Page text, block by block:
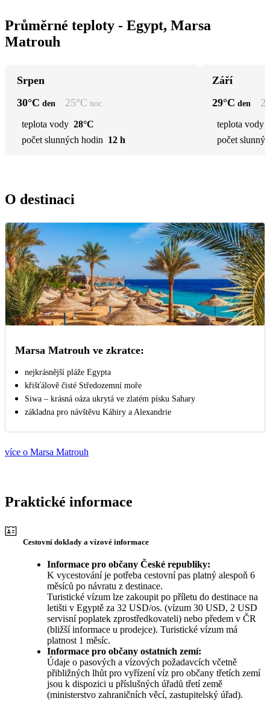
Průměrné teploty - Egypt, Marsa
Matrouh
Srpen
30°C den 25°C noc
teplota vody 28°C
počet slunných hodin 12 h
Září
29°C den
teplota vody
počet
O destinaci
Marsa Matrouh ve zkratce:
nejkrásnější pláže Egypta
křišťálově čisté Středozemní moře
Siwa – krásná oáza ukrytá ve zlatém písku Sahary
základna pro návštěvu Káhiry a Alexandrie
více o Marsa Matrouh
Praktické informace
Cestovní doklady a vízové informace
Informace pro občany České republiky:
K vycestování je potřeba cestovní pas platný alespoň 6
měsíců po návratu z destinace.
Turistické vízum lze zakoupit po příletu do destinace na
letišti v Egyptě za 32 USD/os. (vízum 30 USD, 2 USD
servisní poplatek zprostředkovateli) nebo předem v ČR
(bližší informace u prodejce). Turistické vízum má
platnost 1 měsíc.
Informace pro občany ostatních zemí:
Údaje o pasových a vízových požadavcích včetně
přibližných lhůt pro vyřízení víz pro občany třetích zemí
jsou k dispozici u příslušných úřadů třetí země
(ministerstvo zahraničních věcí, zastupitelský úřad).